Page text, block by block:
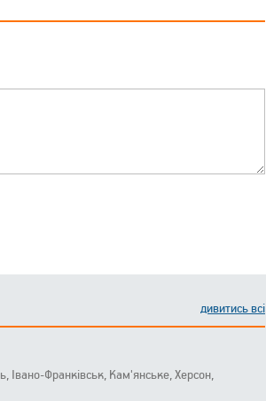
дивитись всі
Івано-Франківськ, Кам'янське, Херсон,